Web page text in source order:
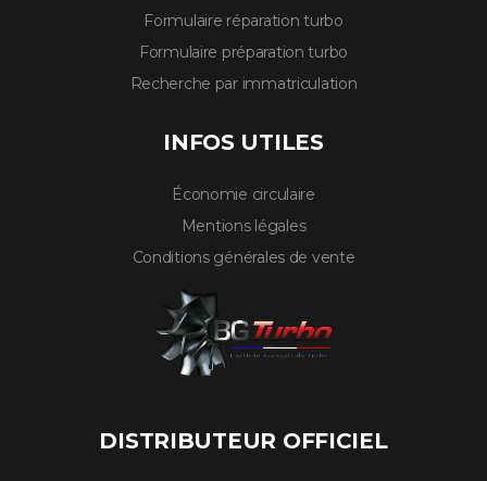
Formulaire réparation turbo
Formulaire préparation turbo
Recherche par immatriculation
INFOS UTILES
Économie circulaire
Mentions légales
Conditions générales de vente
DISTRIBUTEUR OFFICIEL